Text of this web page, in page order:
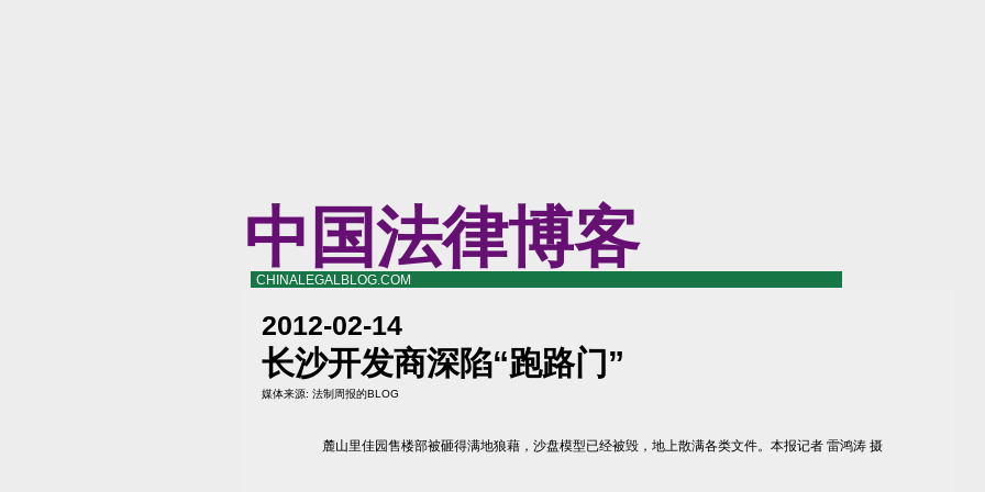
中国法律博客
CHINALEGALBLOG.COM
2012-02-14
长沙开发商深陷“跑路门”
媒体来源: 法制周报的BLOG
麓山里佳园售楼部被砸得满地狼藉，沙盘模型已经被毁，地上散满各类文件。本报记者 雷鸿涛 摄